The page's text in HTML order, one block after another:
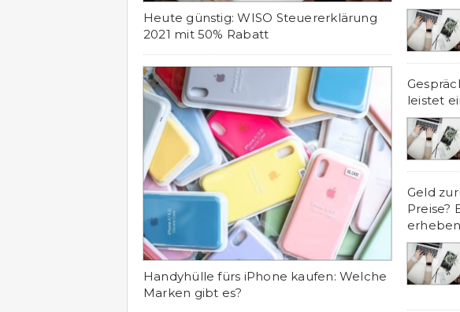
Heute günstig: WISO Steuererklärung
2021 mit 50% Rabatt
Handyhülle fürs iPhone kaufen: Welche
Marken gibt es?
leistet
Geld
Preise?